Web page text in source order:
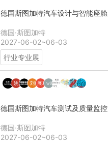
德国斯图加特汽车设计与智能座
德国·斯图加特
2027-06-02~06-03
行业专业展
德国斯图加特汽车测试及质量监
德国·斯图加特
2027-06-02~06-03